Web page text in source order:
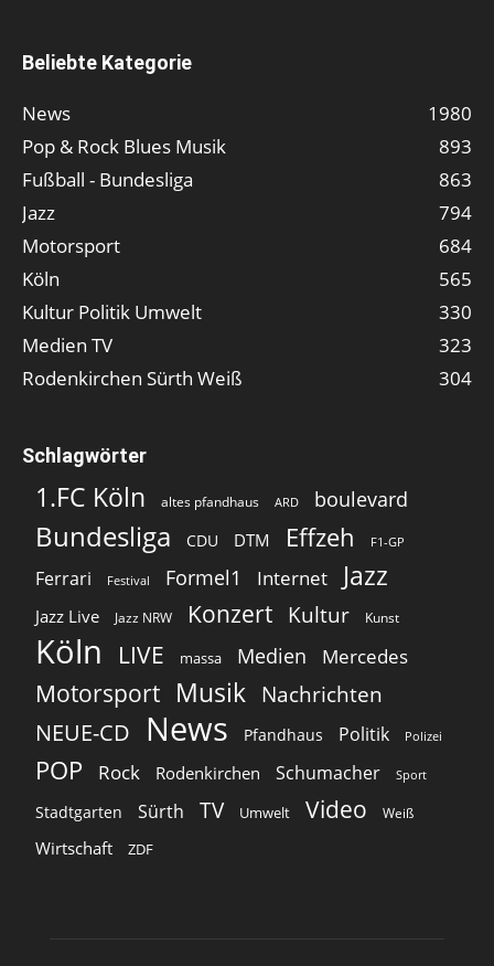
Beliebte Kategorie
News
1980
Pop & Rock Blues Musik
893
Fußball - Bundesliga
863
Jazz
794
Motorsport
684
Köln
565
Kultur Politik Umwelt
330
Medien TV
323
Rodenkirchen Sürth Weiß
304
Schlagwörter
1.FC Köln altes pfandhaus ARD boulevard
Bundesliga CDU DTM Effzeh F1-GP
Ferrari Festival Formel1 Internet Jazz
Jazz Live Jazz NRW Konzert Kultur Kunst
Köln LIVE massa Medien Mercedes
Motorsport Musik Nachrichten
NEUE-CD
News Pfandhaus Politik Polizei
POP Rock Rodenkirchen Schumacher Sport
Stadtgarten Sürth TV Umwelt Video Weiß
Wirtschaft ZDF